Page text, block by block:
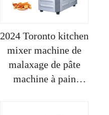
2024 Toronto kitchen
mixer machine de
malaxage de pâte
machine à pain